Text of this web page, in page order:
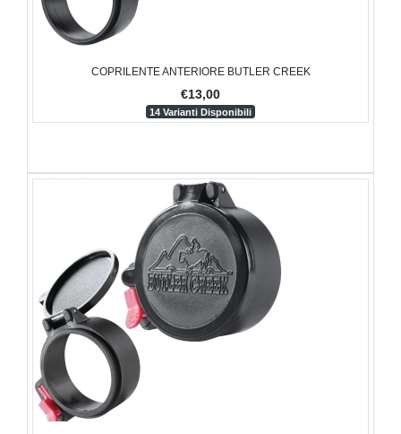
COPRILENTE ANTERIORE BUTLER CREEK
€13,00
14 Varianti Disponibili